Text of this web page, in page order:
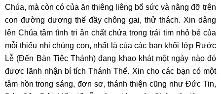
Chúa, mà còn có của ăn thiêng liêng bổ sức và nâng đỡ trên
con đường dương thế đầy chông gai, thử thách. Xin dâng
lên Chúa tâm tình tri ân chất chứa trong trái tim nhỏ bé của
mỗi thiếu nhi chúng con, nhất là của các bạn khối lớp Rước
Lễ (Đến Bàn Tiệc Thánh) đang khao khát một ngày nào đó
được lãnh nhận bí tích Thánh Thể. Xin cho các bạn có một
tâm hồn trong sáng, đơn sơ, thánh thiện cũng như Đức Tin,